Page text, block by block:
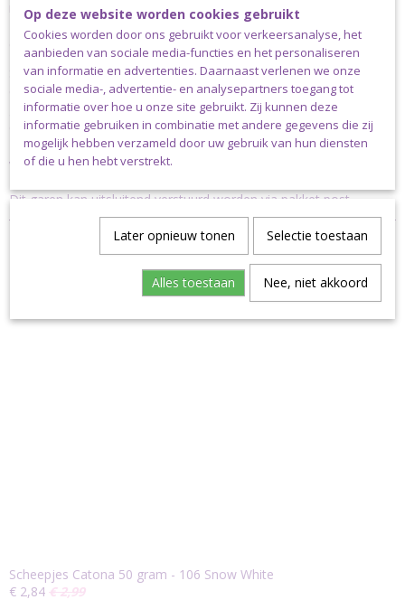
maar liefst 113 verschillende kleuren. De aanbevolen naalddikte is
2.50-3.50mm. Een bol Scheepjes Catona weegt 50 gram en heeft
een looplengte van 125 meter.
Scheepjes Catona is verkrijgbaar in bollen van 10, 25 en 50 gram;
enkele basiskleuren zijn bovendien verkrijgbaar in bollen van 100
gram. Scheepjes Catona is ook verkrijgbaar als colour pack met
daarin cutie pie minibolletjes van 10 gram in 109 kleuren.
Verzending
Dit garen kan uitsluitend verstuurd worden via pakket post.
Scheepjes Catona 50 gram - 106 Snow White
€ 2,84 € 2,99
Op deze website worden cookies gebruikt
Cookies worden door ons gebruikt voor verkeersanalyse, het
aanbieden van sociale media-functies en het personaliseren
van informatie en advertenties. Daarnaast verlenen we onze
sociale media-, advertentie- en analysepartners toegang tot
informatie over hoe u onze site gebruikt. Zij kunnen deze
informatie gebruiken in combinatie met andere gegevens die zij
mogelijk hebben verzameld door uw gebruik van hun diensten
of die u hen hebt verstrekt.
Later opnieuw tonen Selectie toestaan
Alles toestaan Nee, niet akkoord